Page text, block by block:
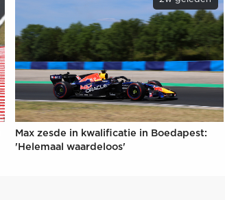
Max zesde in kwalificatie in Boedapest:
'Helemaal waardeloos'